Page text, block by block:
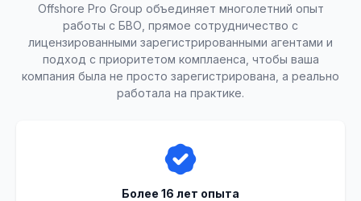
Offshore Pro Group объединяет многолетний опыт
работы с БВО, прямое сотрудничество с
лицензированными зарегистрированными агентами и
подход с приоритетом комплаенса, чтобы ваша
компания была не просто зарегистрирована, а реально
работала на практике.
Более 16 лет опыта